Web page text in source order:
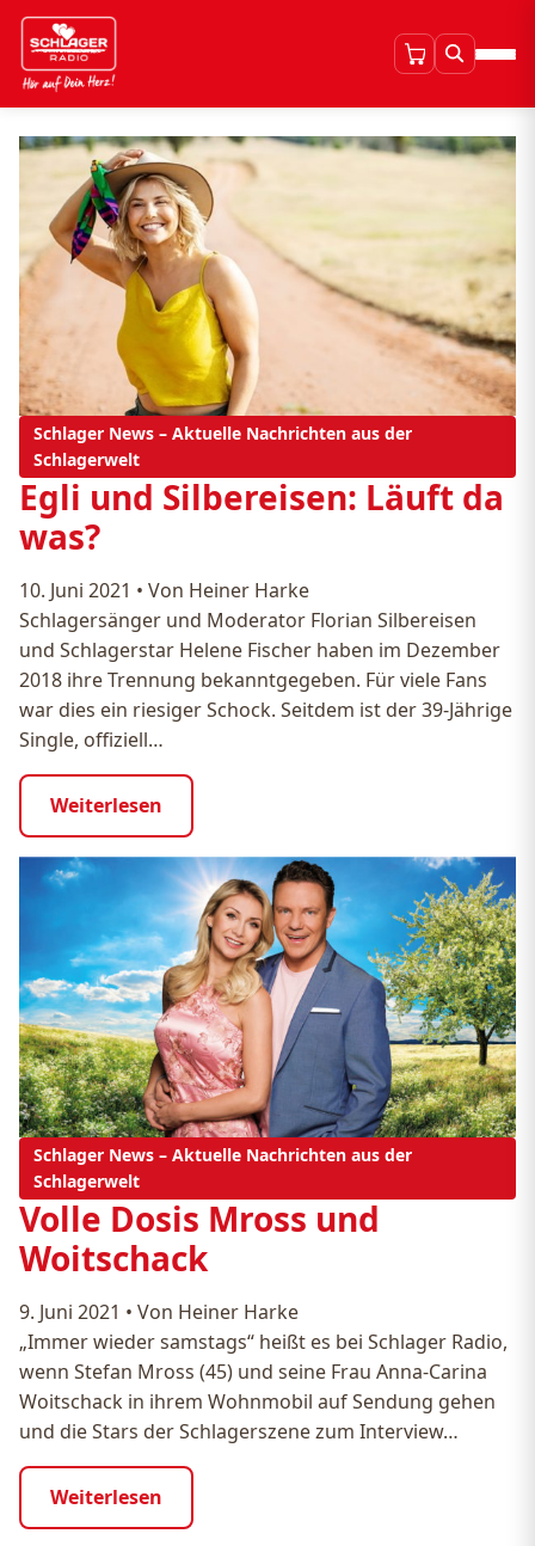
Schlager News – Aktuelle Nachrichten aus der
Schlagerwelt
Egli und Silbereisen: Läuft da
was?
10. Juni 2021 • Von Heiner Harke
Schlagersänger und Moderator Florian Silbereisen
und Schlagerstar Helene Fischer haben im Dezember
2018 ihre Trennung bekanntgegeben. Für viele Fans
war dies ein riesiger Schock. Seitdem ist der 39-Jährige
Single, offiziell…
Weiterlesen
Schlager News – Aktuelle Nachrichten aus der
Schlagerwelt
Volle Dosis Mross und
Woitschack
9. Juni 2021 • Von Heiner Harke
„Immer wieder samstags“ heißt es bei Schlager Radio,
wenn Stefan Mross (45) und seine Frau Anna-Carina
Woitschack in ihrem Wohnmobil auf Sendung gehen
und die Stars der Schlagerszene zum Interview…
Weiterlesen